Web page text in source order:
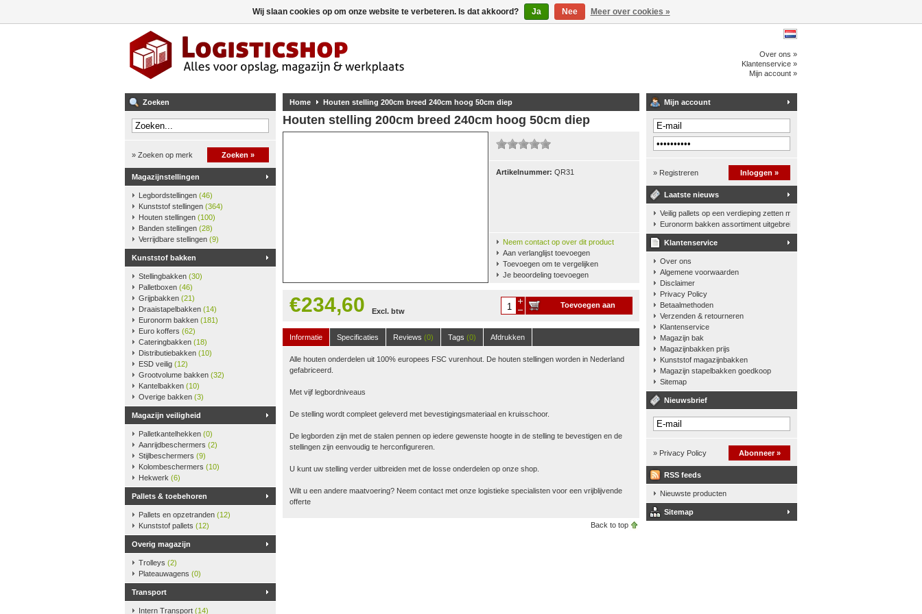
Over ons »
Klantenservice »
Mijn account »
Zoeken
» Zoeken op merk Zoeken »
Magazijnstellingen
Legbordstellingen (46)
Kunststof stellingen (364)
Houten stellingen (100)
Banden stellingen (28)
Verrijdbare stellingen (9)
Kunststof bakken
Stellingbakken (30)
Palletboxen (46)
Grijpbakken (21)
Draaistapelbakken (14)
Euronorm bakken (181)
Euro koffers (62)
Cateringbakken (18)
Distributiebakken (10)
ESD veilig (12)
Grootvolume bakken (32)
Kantelbakken (10)
Overige bakken (3)
Magazijn veiligheid
Palletkantelhekken (0)
Aanrijdbeschermers (2)
Stijlbeschermers (9)
Kolombeschermers (10)
Hekwerk (6)
Pallets & toebehoren
Pallets en opzetranden (12)
Kunststof pallets (12)
Overig magazijn
Trolleys (2)
Plateauwagens (0)
Transport
Intern Transport (14)
Home Houten stelling 200cm breed 240cm hoog 50cm diep
Houten stelling 200cm breed 240cm hoog 50cm diep
Artikelnummer: QR31
Neem contact op over dit product
Aan verlanglijst toevoegen
Toevoegen om te vergelijken
Je beoordeling toevoegen
€234,60 Excl. btw
Toevoegen aan
Informatie
Specificaties Reviews (0) Tags (0) Afdrukken
Alle houten onderdelen uit 100% europees FSC vurenhout. De houten stellingen worden in Nederland
gefabriceerd.
Met vijf legbordniveaus
De stelling wordt compleet geleverd met bevestigingsmateriaal en kruisschoor.
De legborden zijn met de stalen pennen op iedere gewenste hoogte in de stelling te bevestigen en de
stellingen zijn eenvoudig te herconfigureren.
U kunt uw stelling verder uitbreiden met de losse onderdelen op onze shop.
Wilt u een andere maatvoering? Neem contact met onze logistieke specialisten voor een vrijblijvende
offerte
Back to top
Mijn account
» Registreren Inloggen »
Laatste nieuws
Veilig pallets op een verdieping zetten met een palletkantelhek
Euronorm bakken assortiment uitgebreid
Klantenservice
Over ons
Algemene voorwaarden
Disclaimer
Privacy Policy
Betaalmethoden
Verzenden & retourneren
Klantenservice
Magazijn bak
Magazijnbakken prijs
Kunststof magazijnbakken
Magazijn stapelbakken goedkoop
Sitemap
Nieuwsbrief
» Privacy Policy Abonneer »
RSS feeds
Nieuwste producten
Sitemap
Wij slaan cookies op om onze website te verbeteren. Is dat akkoord? Ja Nee Meer over cookies »